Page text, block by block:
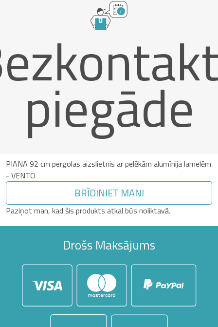
piegāde
PIANA 92 cm pergolas aizslietnis ar pelēkām alumīnija lamelēm
- VENTO
BRĪDINIET MANI
Paziņot man, kad šis produkts atkal būs noliktavā.
Drošs Maksājums